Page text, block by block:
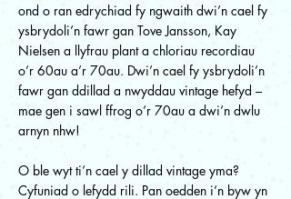
ond o ran edrychiad fy ngwaith dwi’n cael fy
ysbrydoli’n fawr gan Tove Jansson, Kay
Nielsen a llyfrau plant a chloriau recordiau
o’r 60au a’r 70au. Dwi’n cael fy ysbrydoli’n
fawr gan ddillad a nwyddau vintage hefyd –
mae gen i sawl ffrog o’r 70au a dwi’n dwlu
arnyn nhw!
O ble wyt ti’n cael y dillad vintage yma?
Cyfuniad o lefydd rili. Pan oedden i’n byw yn